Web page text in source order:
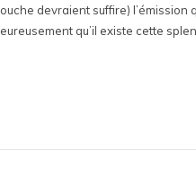
devraient suffire)
qu’il existe cette